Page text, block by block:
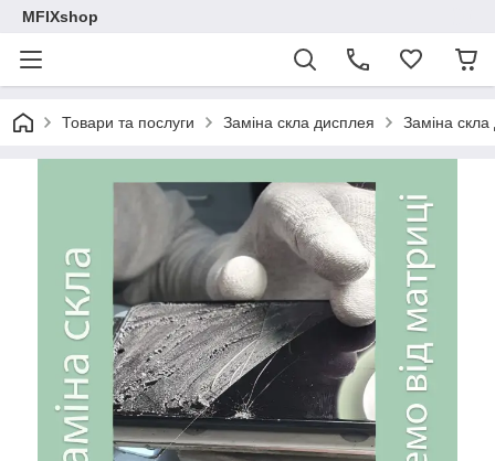
MFIXshop
Товари та послуги Заміна скла дисплея Заміна